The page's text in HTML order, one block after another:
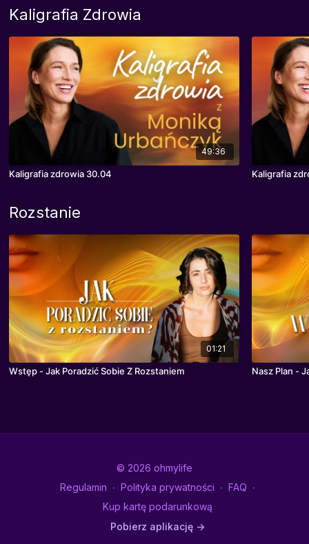
Kaligrafia Zdrowia
49:36
Kaligrafia zdrowia 30.04 Kaligrafia
Rozstanie
01:21
Wstęp - Jak Poradzić Sobie Z Rozstaniem
© 2026 ohmylife
Regulamin ∙ Polityka prywatności ∙ FAQ ∙
Kup kartę podarunkową
Pobierz aplikację ->